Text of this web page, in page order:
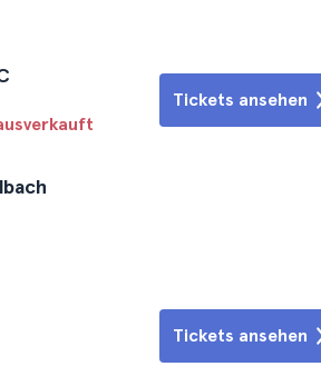
Tickets ansehen
Tickets ansehen